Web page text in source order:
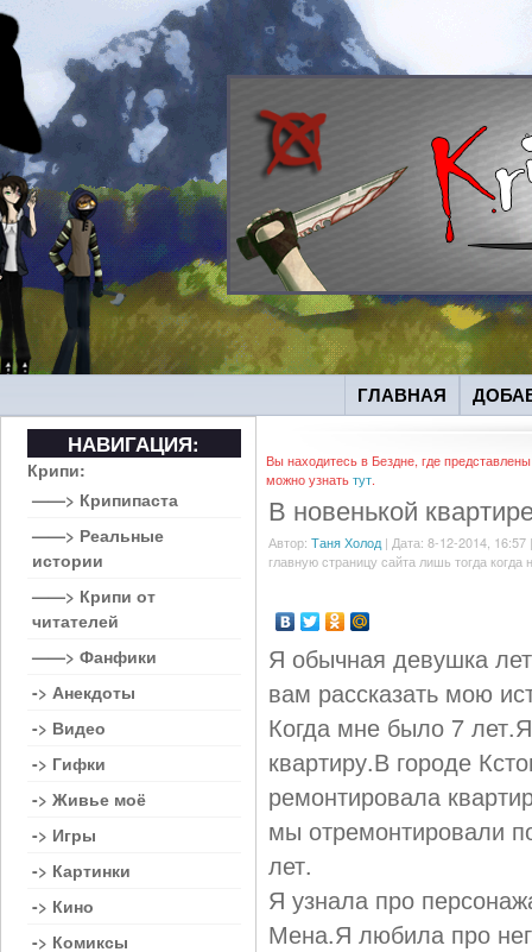
ГЛАВНАЯ
Вы находитесь в Бездне, где
можно узнатьтут.
В новенькой
Автор: Таня Холод | Дата: 8-12-2014,
главную страницу сайта лишь тогда
Я обычная девушка
вам рассказать мою
Когда мне было 7
квартиру.В городе
ремонтировала
мы отремонтировали
лет.
Я узнала про
Мена.Я любила про
НАВИГАЦИЯ:
Крипи:
——> Крипипаста
——> Реальные
истории
——> Крипи от
читателей
——> Фанфики
-> Анекдоты
-> Видео
-> Гифки
-> Живье моё
-> Игры
-> Картинки
-> Кино
-> Комиксы